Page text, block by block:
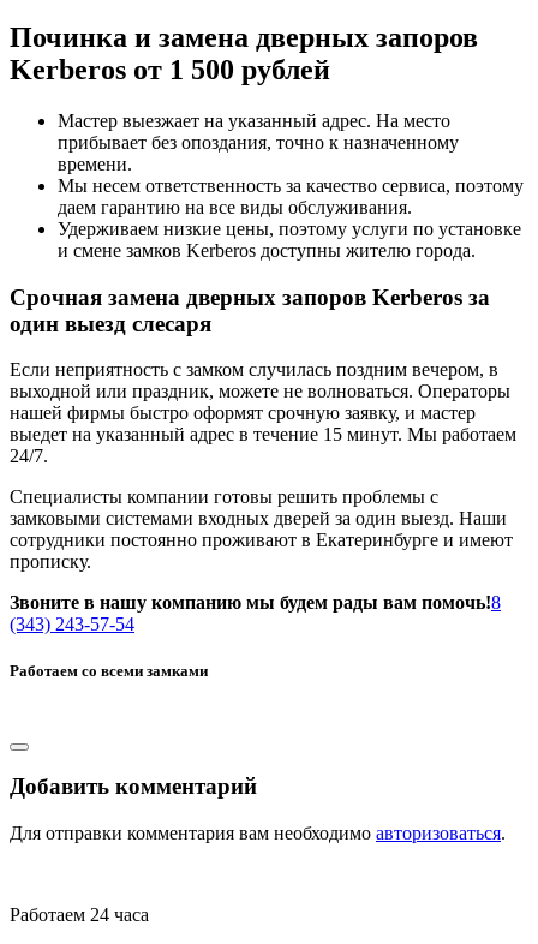
Починка и замена дверных запоров
Kerberos от 1 500 рублей
Мастер выезжает на указанный адрес. На место
прибывает без опоздания, точно к назначенному
времени.
Мы несем ответственность за качество сервиса, поэтому
даем гарантию на все виды обслуживания.
Удерживаем низкие цены, поэтому услуги по установке
и смене замков Kerberos доступны жителю города.
Срочная замена дверных запоров Kerberos за
один выезд слесаря
Если неприятность с замком случилась поздним вечером, в
выходной или праздник, можете не волноваться. Операторы
нашей фирмы быстро оформят срочную заявку, и мастер
выедет на указанный адрес в течение 15 минут. Мы работаем
24/7.
Специалисты компании готовы решить проблемы с
замковыми системами входных дверей за один выезд. Наши
сотрудники постоянно проживают в Екатеринбурге и имеют
прописку.
Звоните в нашу компанию мы будем рады вам помочь!8
(343) 243-57-54
Работаем со всеми замками
Добавить комментарий
Для отправки комментария вам необходимо авторизоваться.
Работаем 24 часа